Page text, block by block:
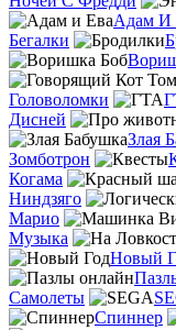
Адам И
Бегалки
Головоломки
Дисней
Злая
Зомботрон
Когама
Ниндзяго
Марио
Музыка
Новый
Самолеты
Спиннер